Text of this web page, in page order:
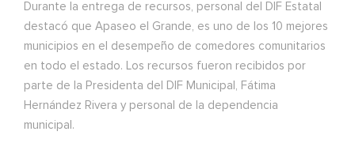
Durante la entrega de recursos, personal del DIF Estatal
destacó que Apaseo el Grande, es uno de los 10 mejores
municipios en el desempeño de comedores comunitarios
en todo el estado. Los recursos fueron recibidos por
parte de la Presidenta del DIF Municipal, Fátima
Hernández Rivera y personal de la dependencia
municipal.